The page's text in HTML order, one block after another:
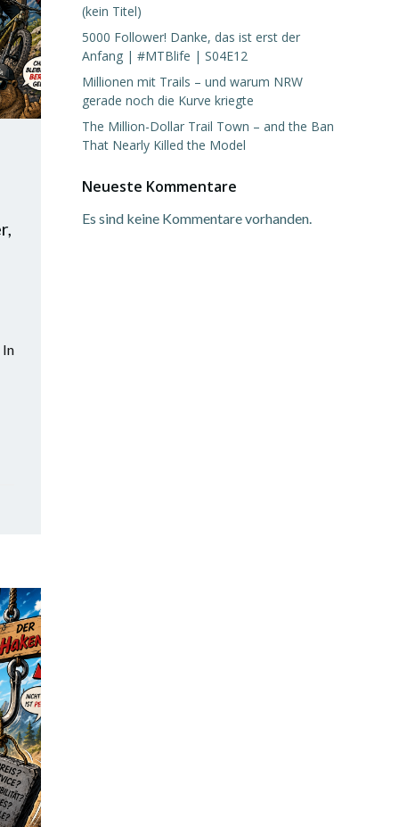
In
(kein Titel)
5000 Follower! Danke, das ist erst der
Anfang | #MTBlife | S04E12
Millionen mit Trails – und warum NRW
gerade noch die Kurve kriegte
The Million-Dollar Trail Town – and the Ban
That Nearly Killed the Model
Neueste Kommentare
Es sind keine Kommentare vorhanden.